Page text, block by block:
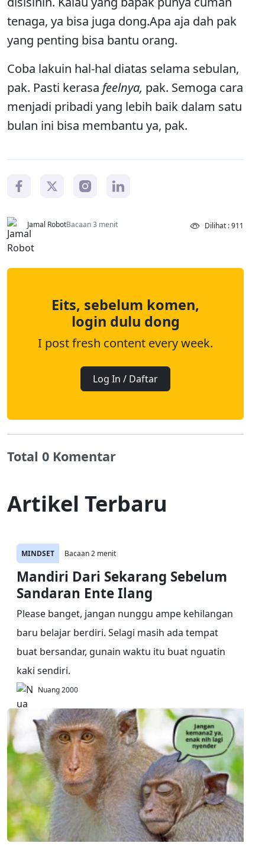
tenaga, ya bisa juga dong.Apa aja dah pak
yang penting bisa bantu orang.
Coba lakuin hal-hal diatas selama sebulan,
pak. Pasti kerasa feelnya, pak. Semoga cara
menjadi pribadi yang lebih baik dalam satu
bulan ini bisa membantu ya, pak.
Jamal RobotBacaan 3 menit Dilihat : 911
Eits, sebelum komen,
login dulu dong
I post fresh content every week.
Log In / Daftar
Total 0 Komentar
Artikel Terbaru
MINDSET Bacaan 2 menit
Mandiri Dari Sekarang Sebelum
Sandaran Ente Ilang
Please banget, jangan nunggu ampe kehilangan
baru belajar berdiri. Selagi masih ada tempat
buat bersandar, gunain waktu itu buat nguatin
kaki sendiri.
Nuang 2000